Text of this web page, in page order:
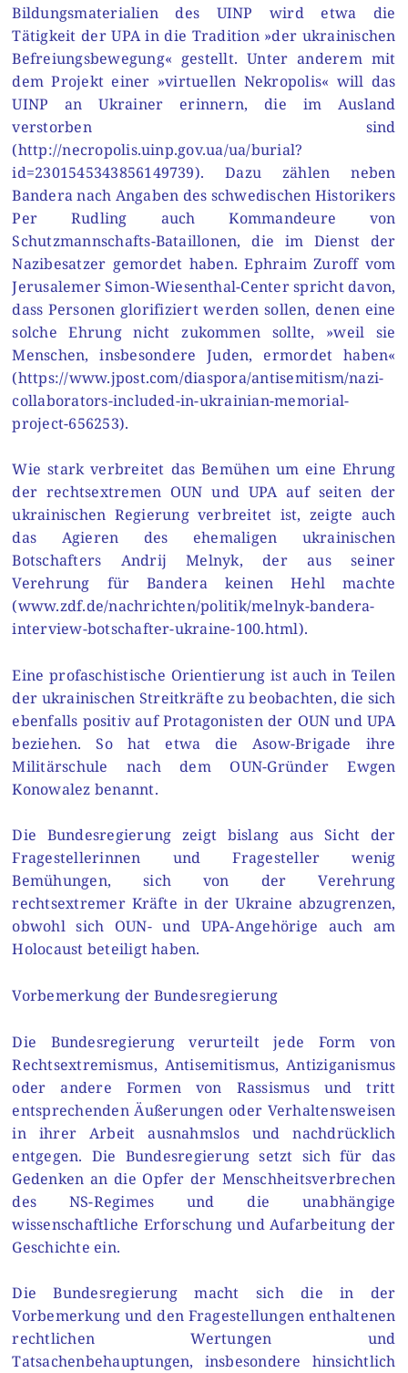
Bildungsmaterialien des UINP wird etwa die
Tätigkeit der UPA in die Tradition »der ukrainischen
Befreiungsbewegung« gestellt. Unter anderem mit
dem Projekt einer »virtuellen Nekropolis« will das
UINP an Ukrainer erinnern, die im Ausland
verstorben sind
(http://necropolis.uinp.gov.ua/ua/burial?
id=2301545343856149739). Dazu zählen neben
Bandera nach Angaben des schwedischen Historikers
Per Rudling auch Kommandeure von
Schutzmannschafts-Bataillonen, die im Dienst der
Nazibesatzer gemordet haben. Ephraim Zuroff vom
Jerusalemer Simon-Wiesenthal-Center spricht davon,
dass Personen glorifiziert werden sollen, denen eine
solche Ehrung nicht zukommen sollte, »weil sie
Menschen, insbesondere Juden, ermordet haben«
(https://www.jpost.com/diaspora/antisemitism/nazi-
collaborators-included-in-ukrainian-memorial-
project-656253).
Wie stark verbreitet das Bemühen um eine Ehrung
der rechtsextremen OUN und UPA auf seiten der
ukrainischen Regierung verbreitet ist, zeigte auch
das Agieren des ehemaligen ukrainischen
Botschafters Andrij Melnyk, der aus seiner
Verehrung für Bandera keinen Hehl machte
(www.zdf.de/nachrichten/politik/melnyk-bandera-
interview-botschafter-ukraine-100.html).
Eine profaschistische Orientierung ist auch in Teilen
der ukrainischen Streitkräfte zu beobachten, die sich
ebenfalls positiv auf Protagonisten der OUN und UPA
beziehen. So hat etwa die Asow-Brigade ihre
Militärschule nach dem OUN-Gründer Ewgen
Konowalez benannt.
Die Bundesregierung zeigt bislang aus Sicht der
Fragestellerinnen und Fragesteller wenig
Bemühungen, sich von der Verehrung
rechtsextremer Kräfte in der Ukraine abzugrenzen,
obwohl sich OUN- und UPA-Angehörige auch am
Holocaust beteiligt haben.
Vorbemerkung der Bundesregierung
Die Bundesregierung verurteilt jede Form von
Rechtsextremismus, Antisemitismus, Antiziganismus
oder andere Formen von Rassismus und tritt
entsprechenden Äußerungen oder Verhaltensweisen
in ihrer Arbeit ausnahmslos und nachdrücklich
entgegen. Die Bundesregierung setzt sich für das
Gedenken an die Opfer der Menschheitsverbrechen
des NS-Regimes und die unabhängige
wissenschaftliche Erforschung und Aufarbeitung der
Geschichte ein.
Die Bundesregierung macht sich die in der
Vorbemerkung und den Fragestellungen enthaltenen
rechtlichen Wertungen und
Tatsachenbehauptungen, insbesondere hinsichtlich